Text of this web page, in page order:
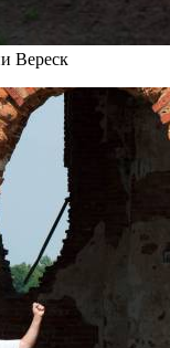
Вереск